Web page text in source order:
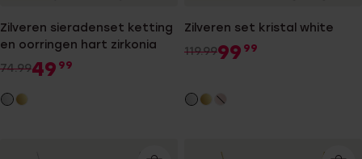
Zilveren sieradenset ketting
en oorringen hart zirkonia
74.9949 99
Zilveren set kristal white
119.9999 99